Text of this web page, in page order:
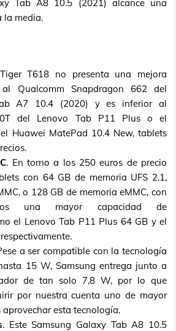
Tab A8 10.5 (2021) alcance una
la media.
T618 no presenta una mejora
al Qualcomm Snapdragon 662 del
A7 10.4 (2020) y es inferior al
del Lenovo Tab P11 Plus o el
Huawei MatePad 10.4 New, tablets
. En torno a los 250 euros de precio
con 64 GB de memoria UFS 2.1,
o 128 GB de memoria eMMC, con
una mayor capacidad de
el Lenovo Tab P11 Plus 64 GB y el
a ser compatible con la tecnología
15 W, Samsung entrega junto a
de tan solo 7,8 W, por lo que
por nuestra cuenta uno de mayor
esta tecnología.
. Este Samsung Galaxy Tab A8 10.5